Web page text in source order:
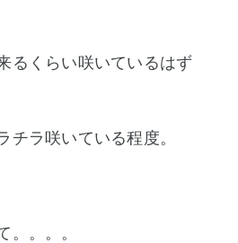
るくらい咲いているはず
チラ咲いている程度。
。。。。